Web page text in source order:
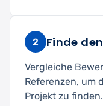
2 Finde
Vergleiche
Referenzen, um
Projekt zu finden.